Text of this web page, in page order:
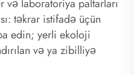
və laboratoriya paltarları
təkrar istifadə üçün
edin; yerli ekoloji
və ya zibilliyə